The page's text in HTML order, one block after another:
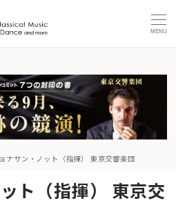
MENU
ナサン・ノット（指揮） 東京交響楽団
ト（指揮） 東京交